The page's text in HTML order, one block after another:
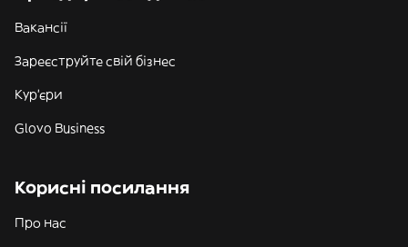
Вакансії
Зареєструйте свій бізнес
Кур'єри
Glovo Business
Корисні посилання
Про нас